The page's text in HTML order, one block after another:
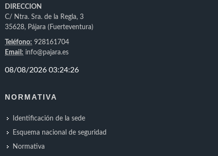
DIRECCION
C/ Ntra. Sra. de la Regla, 3
35628, Pájara (Fuerteventura)
Teléfono: 928161704
Email: info@pajara.es
NORMATIVA
Identificación de la sede
Esquema nacional de seguridad
Normativa